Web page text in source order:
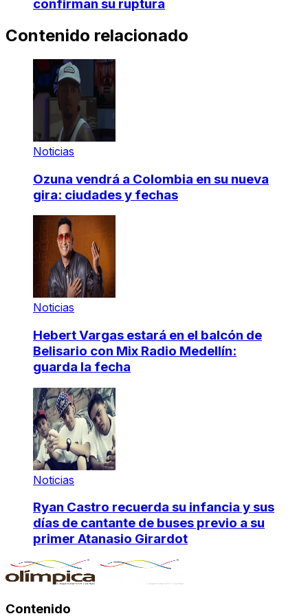
confirman su ruptura
Contenido relacionado
Noticias
Ozuna vendrá a Colombia en su nueva
gira: ciudades y fechas
Noticias
Hebert Vargas estará en el balcón de
Belisario con Mix Radio Medellín:
guarda la fecha
Noticias
Ryan Castro recuerda su infancia y sus
días de cantante de buses previo a su
primer Atanasio Girardot
Contenido